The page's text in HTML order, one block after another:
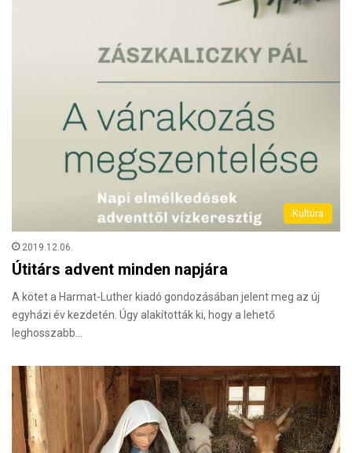
Kultúra
2019.12.06.
Útitárs advent minden napjára
A kötet a Harmat-Luther kiadó gondozásában jelent meg az új
egyházi év kezdetén. Úgy alakították ki, hogy a lehető
leghosszabb…